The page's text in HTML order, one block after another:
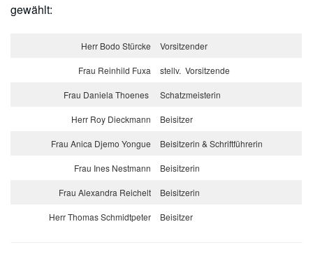
gewählt:
Herr Bodo Stürcke Vorsitzender
Frau Reinhild Fuxa stellv. Vorsitzende
Frau Daniela Thoenes Schatzmeisterin
Herr Roy Dieckmann Beisitzer
Frau Anica Djemo Yongue Beisitzerin & Schriftführerin
Frau Ines Nestmann Beisitzerin
Frau Alexandra Reichelt Beisitzerin
Herr Thomas Schmidtpeter Beisitzer